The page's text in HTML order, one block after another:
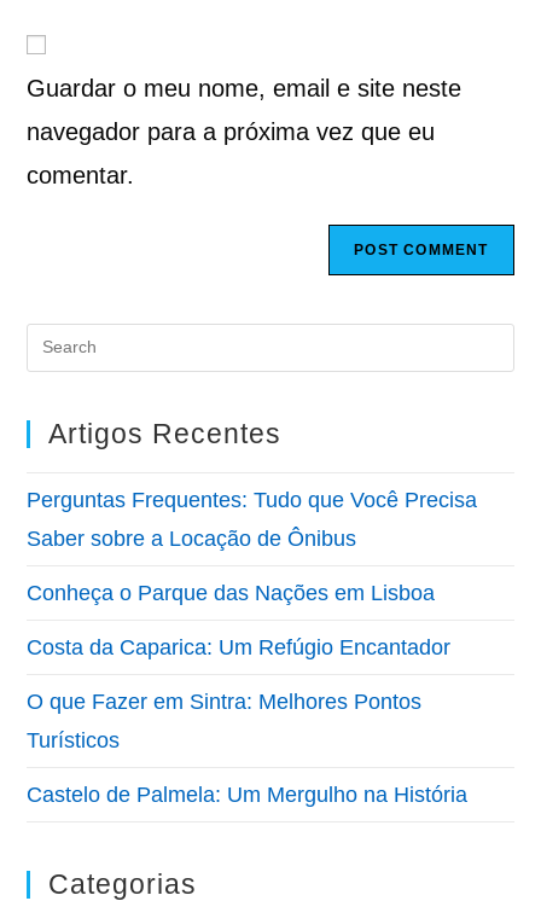
Guardar o meu nome, email e site neste
navegador para a próxima vez que eu
comentar.
Artigos Recentes
Perguntas Frequentes: Tudo que Você Precisa
Saber sobre a Locação de Ônibus
Conheça o Parque das Nações em Lisboa
Costa da Caparica: Um Refúgio Encantador
O que Fazer em Sintra: Melhores Pontos
Turísticos
Castelo de Palmela: Um Mergulho na História
Categorias